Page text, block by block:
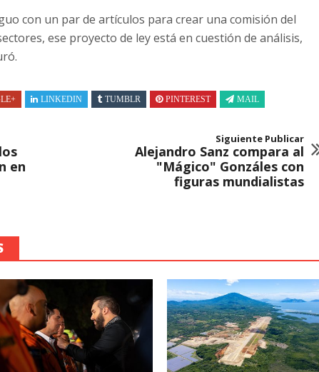
con un par de artículos para crear una comisión del
ese proyecto de ley está en cuestión de análisis,
LINKEDIN TUMBLR PINTEREST MAIL
en
Siguiente Publicar
Alejandro Sanz compara al
"Mágico" Gonzáles con
figuras mundialistas